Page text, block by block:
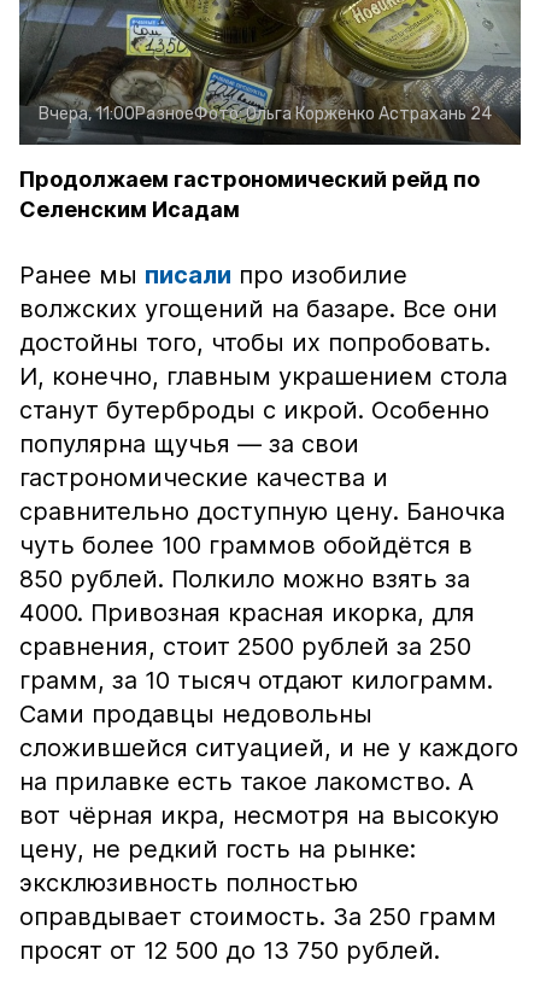
Вчера, 11:00РазноеФото:Ольга Корженко Астрахань 24
Продолжаем гастрономический рейд по
Селенским Исадам
Ранее мы писали про изобилие
волжских угощений на базаре. Все они
достойны того, чтобы их попробовать.
И, конечно, главным украшением стола
станут бутерброды с икрой. Особенно
популярна щучья — за свои
гастрономические качества и
сравнительно доступную цену. Баночка
чуть более 100 граммов обойдётся в
850 рублей. Полкило можно взять за
4000. Привозная красная икорка, для
сравнения, стоит 2500 рублей за 250
грамм, за 10 тысяч отдают килограмм.
Сами продавцы недовольны
сложившейся ситуацией, и не у каждого
на прилавке есть такое лакомство. А
вот чёрная икра, несмотря на высокую
цену, не редкий гость на рынке:
эксклюзивность полностью
оправдывает стоимость. За 250 грамм
просят от 12 500 до 13 750 рублей.